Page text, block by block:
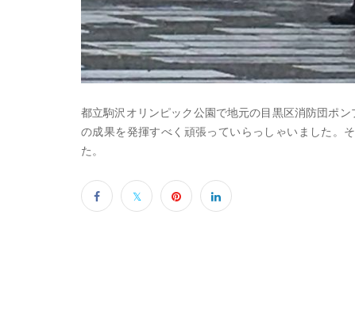
都立駒沢オリンピック公園で地元の目黒区消防団ポ
の成果を発揮すべく頑張っていらっしゃいました。
た。